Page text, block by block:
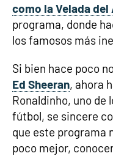
como la Velada del
programa, donde
los famosos más
Si bien hace poco
Ed Sheeran, ahora
Ronaldinho, uno de
fútbol, se sincere
que este programa
poco mejor,